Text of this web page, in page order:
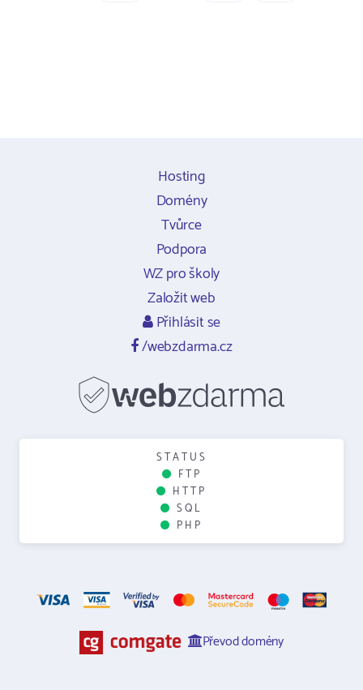
Hosting
Domény
Tvůrce
Podpora
WZ pro školy
Založit web
Přihlásit se
/webzdarma.cz
STATUS
FTP
HTTP
SQL
PHP
Převod domény